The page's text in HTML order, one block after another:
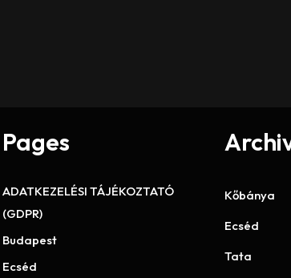
Pages
ADATKEZELÉSI TÁJÉKOZTATÓ
(GDPR)
Budapest
Ecséd
Kőbánya
Ecséd
Tata